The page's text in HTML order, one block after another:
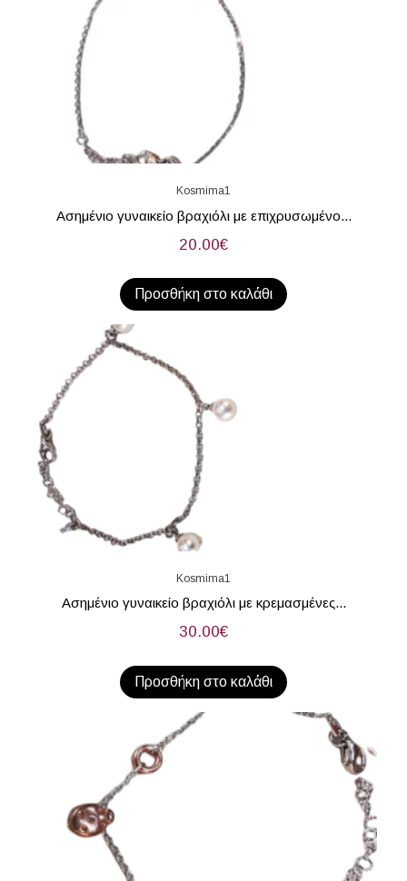
Kosmima1
Ασημένιο γυναικείο βραχιόλι με επιχρυσωμένο...
20.00€
Προσθήκη στο καλάθι
Kosmima1
Ασημένιο γυναικείο βραχιόλι με κρεμασμένες...
30.00€
Προσθήκη στο καλάθι